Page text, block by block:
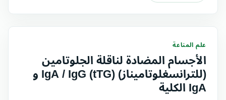
علم المناعة
الأجسام المضادة لناقلة الجلوتامين
(للترانسغلوتاميناز) (tTG) IgA / IgG و
IgA الكلية